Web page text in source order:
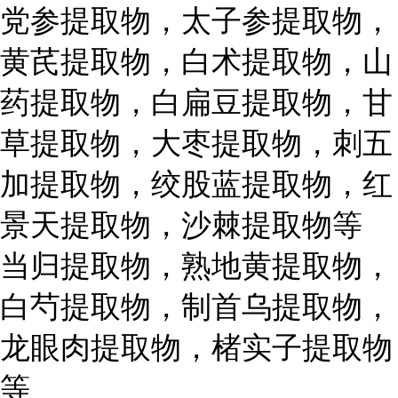
党参提取物，太子参提取物，
黄芪提取物，白术提取物，山
药提取物，白扁豆提取物，甘
草提取物，大枣提取物，刺五
加提取物，绞股蓝提取物，红
景天提取物，沙棘提取物等
当归提取物，熟地黄提取物，
白芍提取物，制首乌提取物，
龙眼肉提取物，楮实子提取物
等